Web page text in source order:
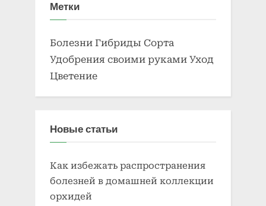
Метки
Болезни Гибриды Сорта
Удобрения своими руками Уход
Цветение
Новые статьи
Как избежать распространения
болезней в домашней коллекции
орхидей